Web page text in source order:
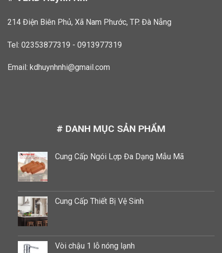
214 Điện Biên Phủ, Xã Nam Phước, TP. Đà Nẵng
Tel: 02353877319 - 0913977319
Email: kdhuynhnhi@gmail.com
# DANH MỤC SẢN PHẨM
Cung Cấp Ngói Lợp Đa Dạng Mẫu Mã
Cung Cấp Thiết Bị Vệ Sinh
Vòi chậu 1 lỗ nóng lạnh